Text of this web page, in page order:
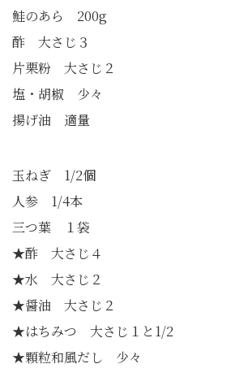
鮭のあら 200g
酢 大さじ３
片栗粉 大さじ２
塩・胡椒 少々
揚げ油 適量
玉ねぎ 1/2個
人参 1/4本
三つ葉 １袋
★酢 大さじ４
★水 大さじ２
★醤油 大さじ２
★はちみつ 大さじ１と1/2
★顆粒和風だし 少々